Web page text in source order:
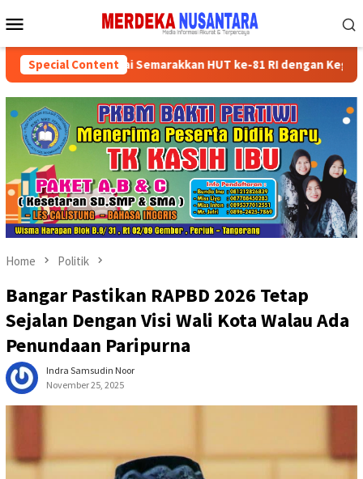
to
Menu
Special Content
Partai Semarakkan HUT ke-81 RI dengan Kegiatan Sosial
Home Politik
Bangar Pastikan RAPBD 2026 Tetap
Sejalan Dengan Visi Wali Kota Walau Ada
Penundaan Paripurna
Indra Samsudin Noor
November 25, 2025